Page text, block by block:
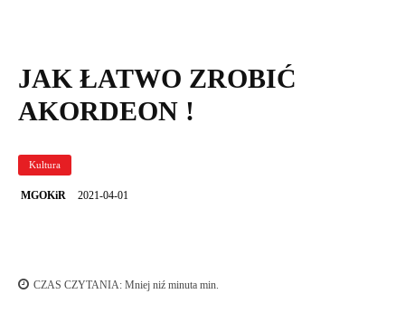
JAK ŁATWO ZROBIĆ
AKORDEON !
Kultura
MGOKiR 2021-04-01
CZAS CZYTANIA: Mniej niź minuta min.